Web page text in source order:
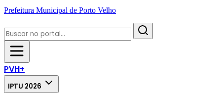
Prefeitura Municipal de Porto Velho
PVH+
IPTU 2026